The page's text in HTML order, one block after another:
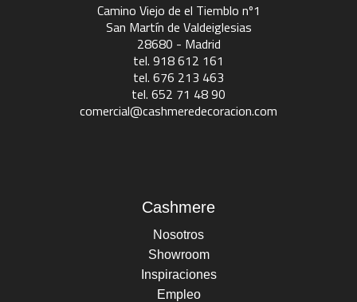
Camino Viejo de el Tiemblo nº1
San Martín de Valdeiglesias
28680 - Madrid
tel. 918 612 161
tel. 676 213 463
tel. 652 71 48 90
comercial@cashmeredecoracion.com
Cashmere
Nosotros
Showroom
Inspiraciones
Empleo